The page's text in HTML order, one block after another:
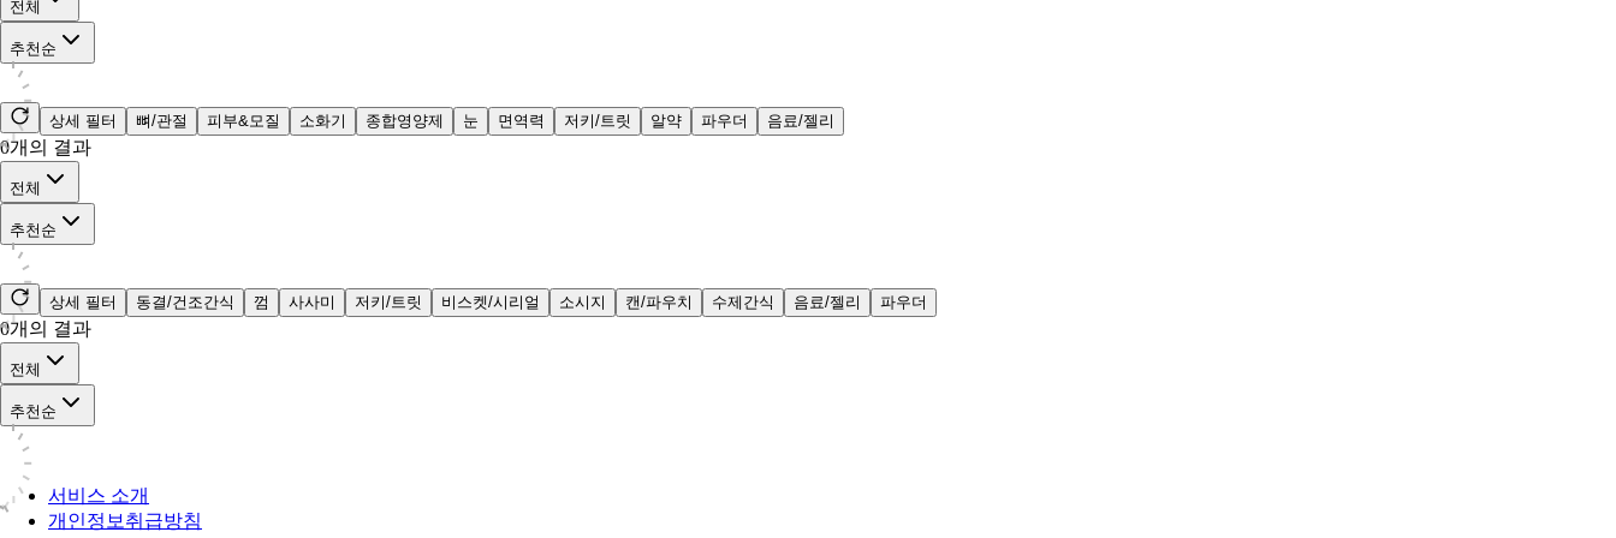
전체
추천순
상세 필터 뼈/관절 피부&모질 소화기 종합영양제 눈 면역력 저키/트릿 알약 파우더 음료/젤리
0개의 결과
전체
추천순
상세 필터 동결/건조간식 껌 사사미 저키/트릿 비스켓/시리얼 소시지 캔/파우치 수제간식 음료/젤리 파우더
0개의 결과
전체
추천순
서비스 소개
개인정보취급방침